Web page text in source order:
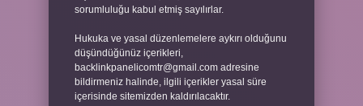
sorumluluğu kabul etmiş sayılırlar.
Hukuka ve yasal düzenlemelere aykırı olduğunu
düşündüğünüz içerikleri,
backlinkpanelicomtr@gmail.com adresine
bildirmeniz halinde, ilgili içerikler yasal süre
içerisinde sitemizden kaldırılacaktır.